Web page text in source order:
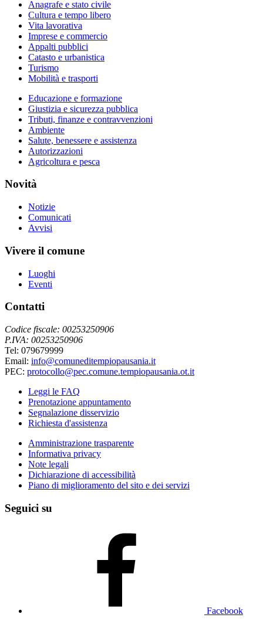
Anagrafe e stato civile
Cultura e tempo libero
Vita lavorativa
Imprese e commercio
Appalti pubblici
Catasto e urbanistica
Turismo
Mobilità e trasporti
Educazione e formazione
Giustizia e sicurezza pubblica
Tributi, finanze e contravvenzioni
Ambiente
Salute, benessere e assistenza
Autorizzazioni
Agricoltura e pesca
Novità
Notizie
Comunicati
Avvisi
Vivere il comune
Luoghi
Eventi
Contatti
Codice fiscale: 00253250906
P.IVA: 00253250906
Tel: 079679999
Email: info@comuneditempiopausania.it
PEC: protocollo@pec.comune.tempiopausania.ot.it
Leggi le FAQ
Prenotazione appuntamento
Segnalazione disservizio
Richiesta d'assistenza
Amministrazione trasparente
Informativa privacy
Note legali
Dichiarazione di accessibilità
Piano di miglioramento del sito e dei servizi
Seguici su
Facebook